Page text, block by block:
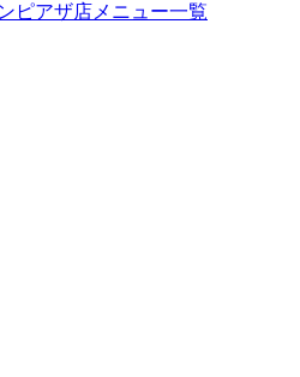
ピアザ店メニュー一覧